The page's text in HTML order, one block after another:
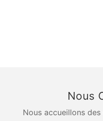
Nous
Nous accueillons